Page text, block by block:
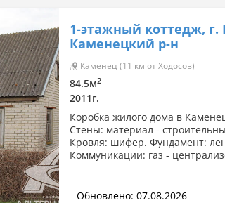
1-этажный коттедж, г.
Каменецкий р-н
Каменец (11 км от Ходосов)
84.5м2
2011г.
Коробка жилого дома в
Стены: материал -
Кровля: шифер. Фундамент:
Коммуникации: газ -
Обновлено: 07.08.2026